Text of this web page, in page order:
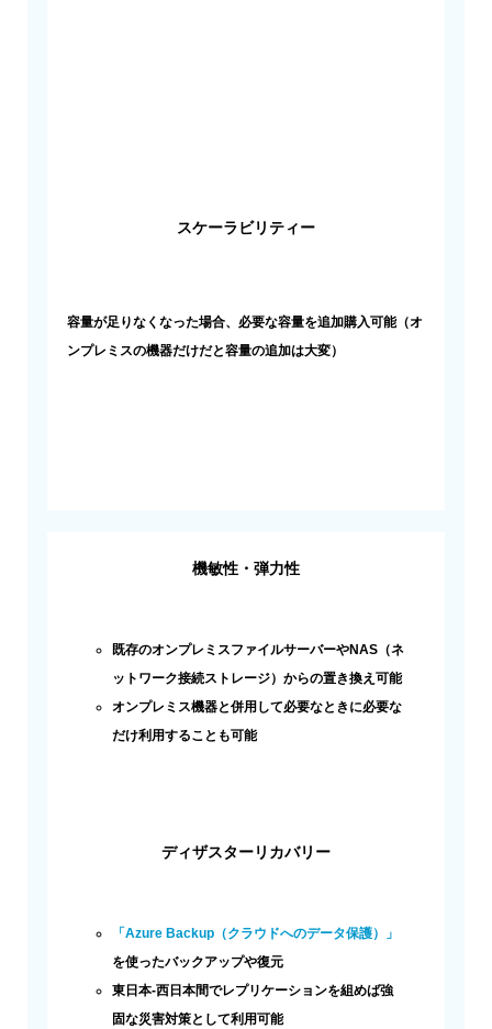
スケーラビリティー
容量が足りなくなった場合、必要な容量を追加購入可能（オ
ンプレミスの機器だけだと容量の追加は大変）
機敏性・弾力性
既存のオンプレミスファイルサーバーやNAS（ネ
ットワーク接続ストレージ）からの置き換え可能
オンプレミス機器と併用して必要なときに必要な
だけ利用することも可能
ディザスターリカバリー
「Azure Backup（クラウドへのデータ保護）」
を使ったバックアップや復元
東日本-西日本間でレプリケーションを組めば強
固な災害対策として利用可能